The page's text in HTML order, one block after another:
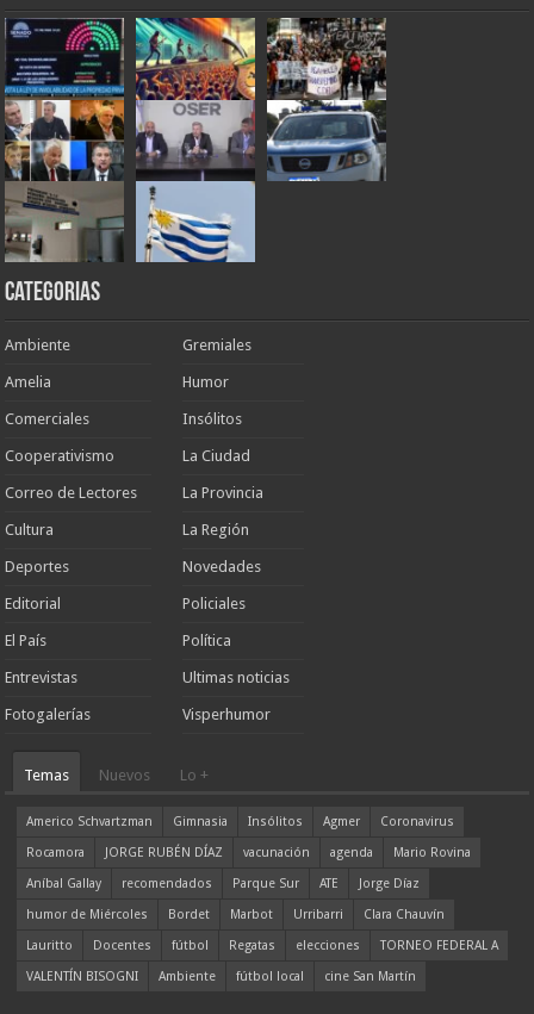
Categorias
Ambiente
Amelia
Comerciales
Cooperativismo
Correo de Lectores
Cultura
Deportes
Editorial
El País
Entrevistas
Fotogalerías
Gremiales
Humor
Insólitos
La Ciudad
La Provincia
La Región
Novedades
Policiales
Política
Ultimas noticias
Visperhumor
Temas Nuevos Lo +
Americo Schvartzman Gimnasia Insólitos Agmer
Coronavirus
Rocamora
JORGE RUBÉN DÍAZ vacunación agenda
Mario Rovina
Aníbal Gallay
recomendados Parque Sur ATE
Jorge Díaz
humor de Miércoles
Bordet Marbot Urribarri
Clara Chauvín
Lauritto
Docentes fútbol Regatas elecciones
TORNEO FEDERAL A
VALENTÍN BISOGNI
Ambiente fútbol local cine San Martín